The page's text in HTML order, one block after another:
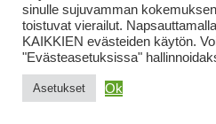
sinulle sujuvamman
toistuvat vierailut.
KAIKKIEN evästeiden käytön.
"Evästeasetuksissa"
Asetukset Ok